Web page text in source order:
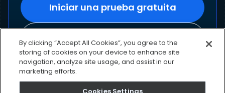
Iniciar una prueba gratuita
By clicking “Accept All Cookies”, you agree to the
storing of cookies on your device to enhance site
navigation, analyze site usage, and assist in our
marketing efforts.